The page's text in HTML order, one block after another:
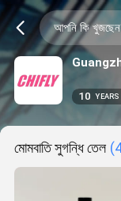
10 YEARS
মোমবাতি সুগন্ধি তেল